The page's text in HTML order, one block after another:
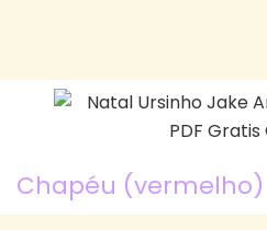
Chapéu (vermelho)